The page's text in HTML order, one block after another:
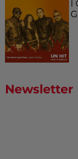
I
Newsletter